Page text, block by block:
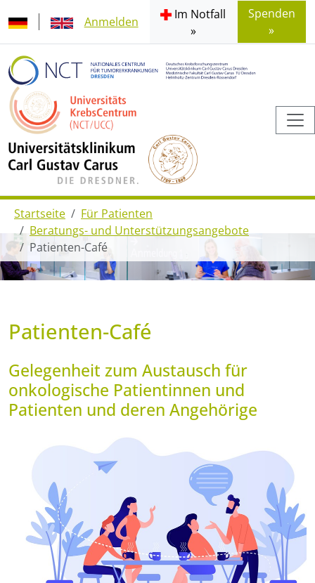
Anmelden
Im Notfall
»
Spenden
»
Startseite
Für Patienten
Beratungs- und Unterstützungsangebote
Patienten-Café
Patienten-Café
Gelegenheit zum Austausch für
onkologische Patientinnen und
Patienten und deren Angehörige